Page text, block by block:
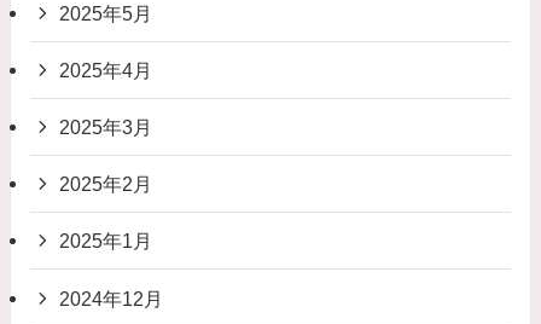
2025年5月
2025年4月
2025年3月
2025年2月
2025年1月
2024年12月